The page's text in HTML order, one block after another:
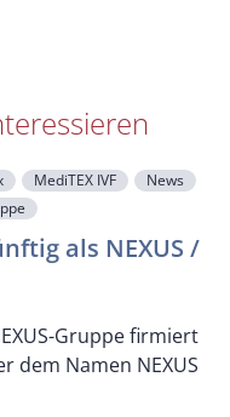
MediTEX IVF
News
als NEXUS /
Gruppe firmiert
dem Namen NEXUS